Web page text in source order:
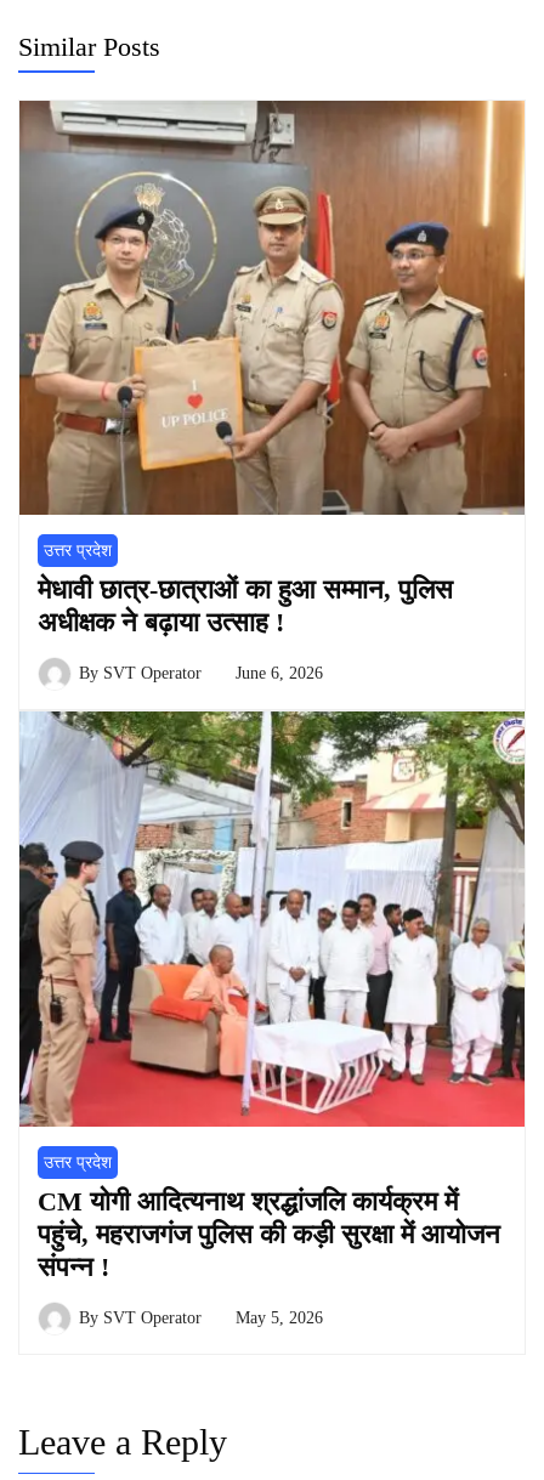
Similar Posts
उत्तर प्रदेश
मेधावी छात्र-छात्राओं का हुआ सम्मान, पुलिस
अधीक्षक ने बढ़ाया उत्साह !
By SVT Operator June 6, 2026
उत्तर प्रदेश
CM योगी आदित्यनाथ श्रद्धांजलि कार्यक्रम में
पहुंचे, महराजगंज पुलिस की कड़ी सुरक्षा में आयोजन
संपन्न !
By SVT Operator May 5, 2026
Leave a Reply